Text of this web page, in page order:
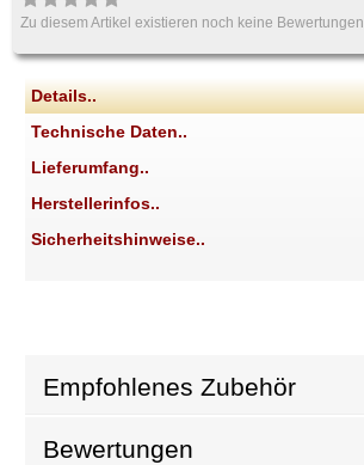
Zu diesem Artikel existieren noch keine Bewertungen
Details..
Technische Daten..
Lieferumfang..
Herstellerinfos..
Sicherheitshinweise..
Empfohlenes Zubehör
Bewertungen